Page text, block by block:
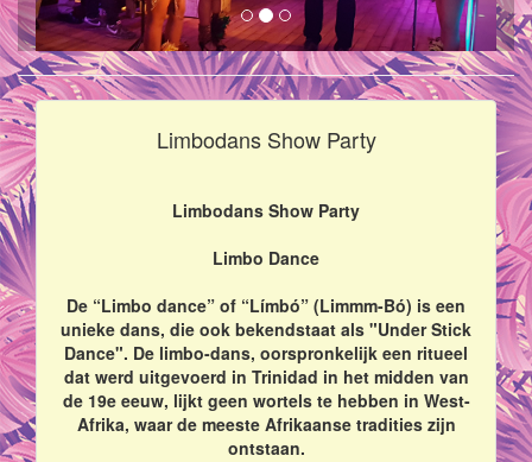
Limbodans Show Party
Limbodans Show Party
Limbo Dance
De “Limbo dance” of “Límbó” (Limmm-Bó) is een
unieke dans, die ook bekendstaat als "Under Stick
Dance". De limbo-dans, oorspronkelijk een ritueel
dat werd uitgevoerd in Trinidad in het midden van
de 19e eeuw, lijkt geen wortels te hebben in West-
Afrika, waar de meeste Afrikaanse tradities zijn
ontstaan.